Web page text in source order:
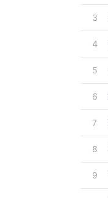
3
4
5
6
7
8
9